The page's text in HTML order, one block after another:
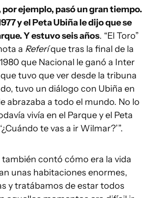
ejemplo, pasó un gran tiempo.
y el Peta Ubiña le dijo que se
Y estuvo seis años. “El Toro”
a Referíque tras la final de la
que Nacional le ganó a Inter
tuvo que ver desde la tribuna
tuvo un diálogo con Ubiña en
abrazaba a todo el mundo. No lo
vivía en el Parque y el Peta
te vas a ir Wilmar?’”.
contó cómo era la vida
unas habitaciones enormes,
y tratábamos de estar todos